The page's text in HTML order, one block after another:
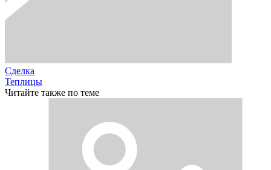
Сделка
Теплицы
Читайте также по теме